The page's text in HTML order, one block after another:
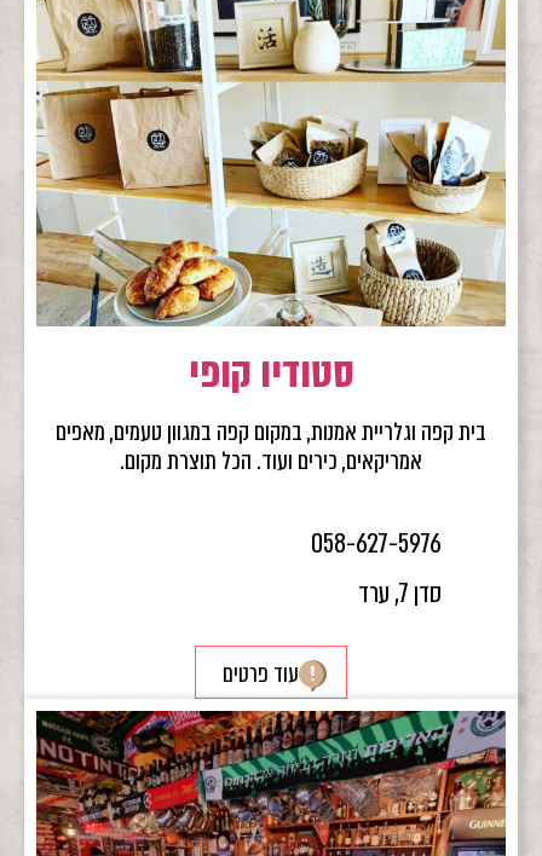
סטודיו קופי
בית קפה וגלריית אמנות, במקום קפה במגוון טעמים, מאפים
אמריקאים, כירים ועוד. הכל תוצרת מקום.
058-627-5976
סדן 7, ערד
עוד פרטים